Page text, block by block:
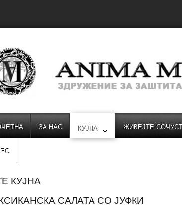
ЗА НАС КУЈНА ЖИВЕЈТЕ
КУЈНА
САЛАТА СО ЈУФКИ